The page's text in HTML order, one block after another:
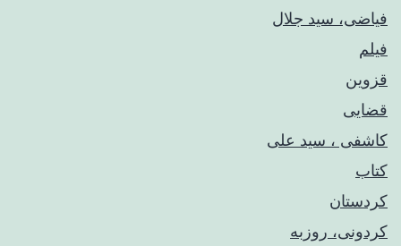
فیاضی، سید جلال
فیلم
قزوین
قضایی
کاشفی ، سید علی
کتاب
کردستان
کردونی، روزبه